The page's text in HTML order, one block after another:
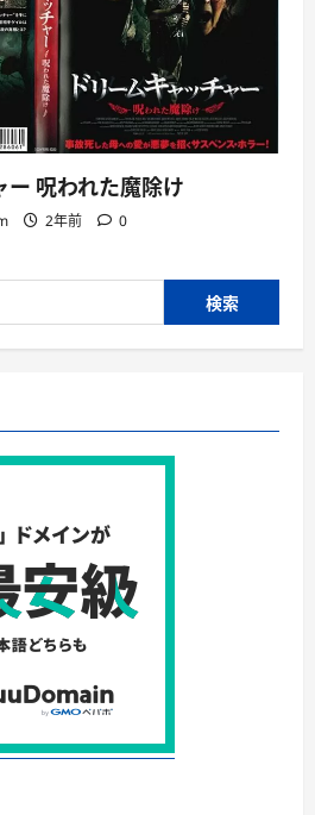
ー 呪われた魔除け
2年前 0